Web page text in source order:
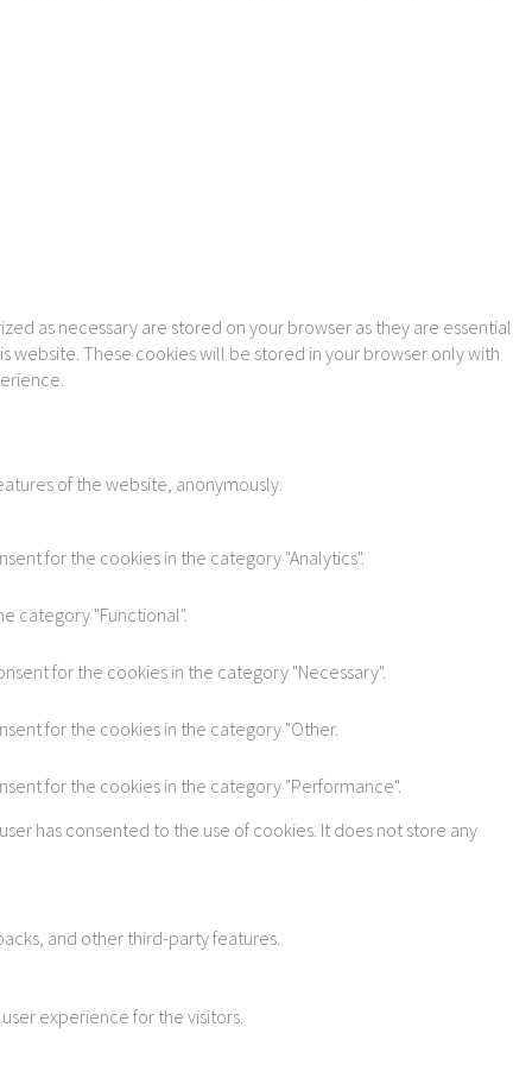
as necessary are stored on your browser as they are essential
website. These cookies will be stored in your browser only with
of the website, anonymously.
for the cookies in the category "Analytics".
category "Functional".
for the cookies in the category "Necessary".
for the cookies in the category "Other.
for the cookies in the category "Performance".
has consented to the use of cookies. It does not store any
and other third-party features.
experience for the visitors.